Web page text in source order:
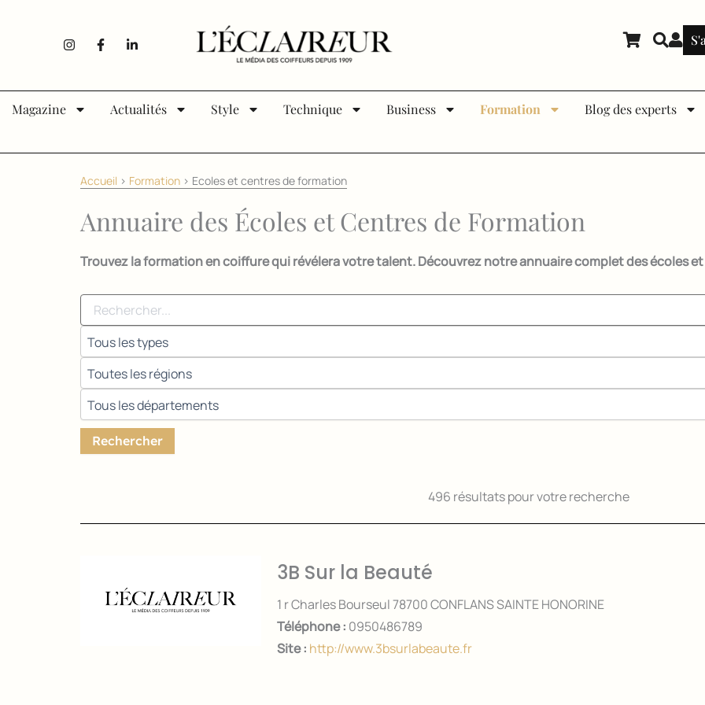
I
n
a
F
a
b
f
L
i
e
i
i
Magazine Actualités Style Technique Business Formation Blog des experts
Accueil > Formation > Ecoles et centres de formation
Annuaire des Écoles et Centres de Formation
Trouvez la formation en coiffure qui révélera votre talent. Découvrez notre annuaire complet des écoles
Rechercher
496 résultats pour votre recherche
3B Sur la Beauté
1 r Charles Bourseul 78700 CONFLANS SAINTE HONORINE
Téléphone : 0950486789
Site : http://www.3bsurlabeaute.fr